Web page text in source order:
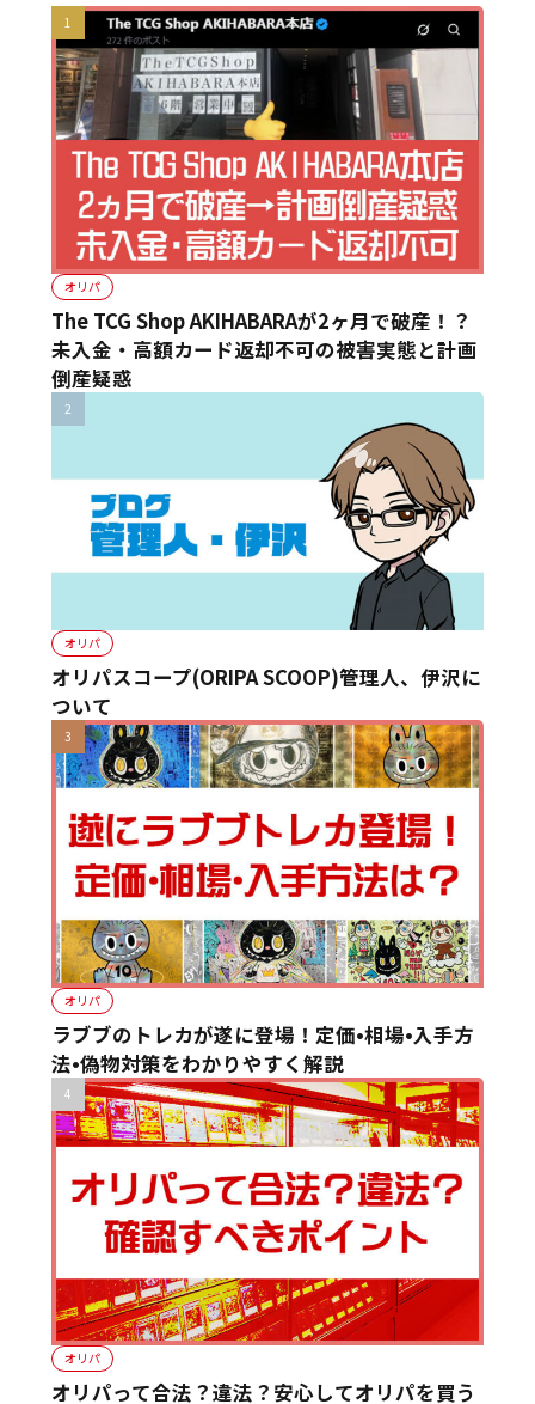
オリパ
The TCG Shop AKIHABARAが2ヶ月で破産！？
未入金・高額カード返却不可の被害実態と計画
倒産疑惑
オリパ
オリパスコープ(ORIPA SCOOP)管理人、伊沢に
ついて
オリパ
ラブブのトレカが遂に登場！定価•相場•入手方
法•偽物対策をわかりやすく解説
オリパ
オリパって合法？違法？安心してオリパを買う